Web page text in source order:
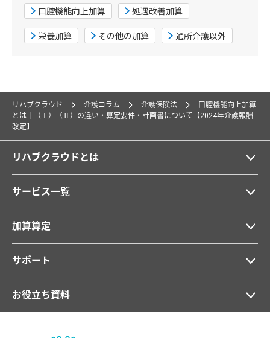
口腔機能向上加算 処遇改善加算
栄養加算 その他の加算 通所介護以外
リハブクラウド 介護コラム 介護保険法
口腔機能向上加算
とは｜（Ⅰ）（Ⅱ）の違い・算定要件・計画書について【2024年介護報酬
改定】
リハブクラウドとは
サービス一覧
加算算定
サポート
お役立ち資料